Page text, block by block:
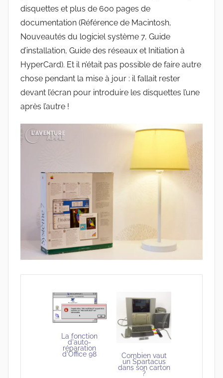
disquettes et plus de 600 pages de
documentation (Référence de Macintosh,
Nouveautés du logiciel système 7, Guide
d’installation, Guide des réseaux et Initiation à
HyperCard). Et il n’était pas possible de faire autre
chose pendant la mise à jour : il fallait rester
devant l’écran pour introduire les disquettes l’une
après l’autre !
La fonction
d'auto-
réparation
d'Office 98 Combien vaut
un Spartacus
dans son carton
?